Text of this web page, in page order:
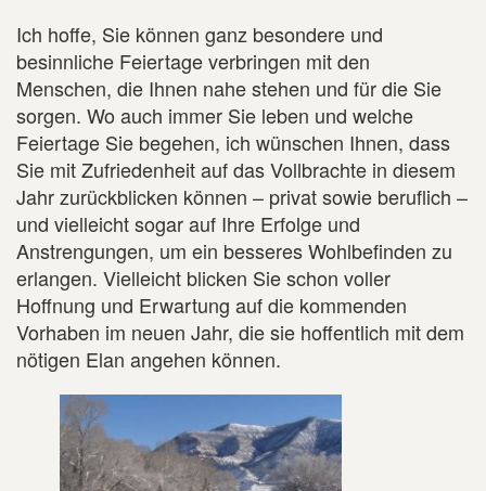
Ich hoffe, Sie können ganz besondere und
besinnliche Feiertage verbringen mit den
Menschen, die Ihnen nahe stehen und für die Sie
sorgen. Wo auch immer Sie leben und welche
Feiertage Sie begehen, ich wünschen Ihnen, dass
Sie mit Zufriedenheit auf das Vollbrachte in diesem
Jahr zurückblicken können – privat sowie beruflich –
und vielleicht sogar auf Ihre Erfolge und
Anstrengungen, um ein besseres Wohlbefinden zu
erlangen. Vielleicht blicken Sie schon voller
Hoffnung und Erwartung auf die kommenden
Vorhaben im neuen Jahr, die sie hoffentlich mit dem
nötigen Elan angehen können.